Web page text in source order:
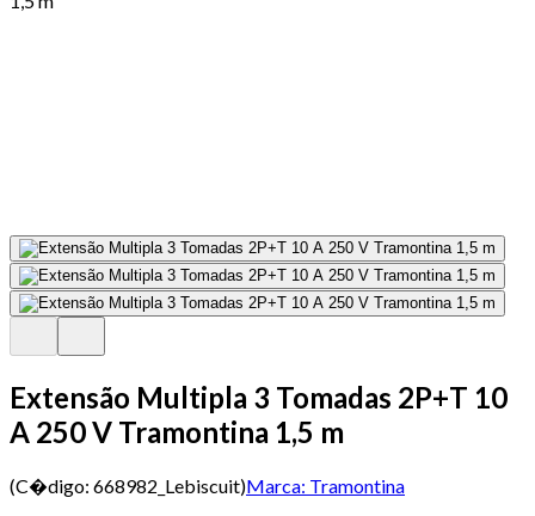
Extensão Multipla 3 Tomadas 2P+T 10
A 250 V Tramontina 1,5 m
(C�digo: 668982_Lebiscuit)Marca: Tramontina